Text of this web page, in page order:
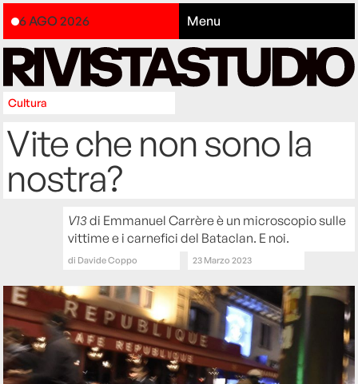
6 AGO 2026 Menu
Cultura
Vite che non sono la
nostra?
V13 di Emmanuel Carrère è un microscopio sulle
vittime e i carnefici del Bataclan. E noi.
di Davide Coppo 23 Marzo 2023